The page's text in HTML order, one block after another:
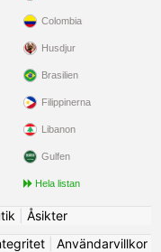
Colombia
Husdjur
Brasilien
Filippinerna
Libanon
Gulfen
Hela listan
Åsikter
| Användarvillkor